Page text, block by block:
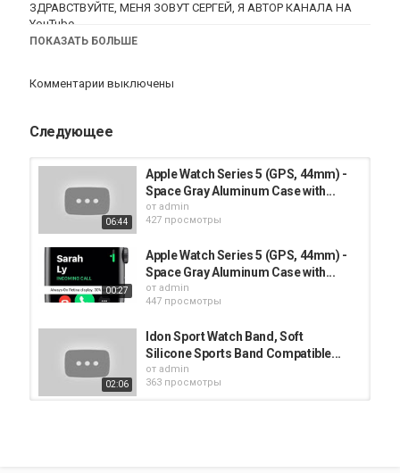
ЗДРАВСТВУЙТЕ, МЕНЯ ЗОВУТ СЕРГЕЙ, Я АВТОР КАНАЛА НА
YouTube
«Оскардроид112»
канала.
~~~~~~~~~~~~~~~~~~~~~~~~~~~~~~~~~
Категория
Apple Watch
ПОКАЗАТЬ БОЛЬШЕ
Комментарии выключены
Следующее
06:44
Apple Watch Series 5 (GPS, 44mm) -
Space Gray Aluminum Case with...
от admin
427 просмотры
00:27
Apple Watch Series 5 (GPS, 44mm) -
Space Gray Aluminum Case with...
от admin
447 просмотры
02:06
Idon Sport Watch Band, Soft
Silicone Sports Band Compatible...
от admin
363 просмотры